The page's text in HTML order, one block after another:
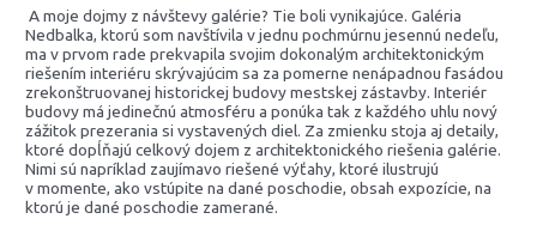
A moje dojmy z návštevy galérie? Tie boli vynikajúce. Galéria
Nedbalka, ktorú som navštívila v jednu pochmúrnu jesennú nedeľu,
ma v prvom rade prekvapila svojim dokonalým architektonickým
riešením interiéru skrývajúcim sa za pomerne nenápadnou fasádou
zrekonštruovanej historickej budovy mestskej zástavby. Interiér
budovy má jedinečnú atmosféru a ponúka tak z každého uhlu nový
zážitok prezerania si vystavených diel. Za zmienku stoja aj detaily,
ktoré dopĺňajú celkový dojem z architektonického riešenia galérie.
Nimi sú napríklad zaujímavo riešené výťahy, ktoré ilustrujú
v momente, ako vstúpite na dané poschodie, obsah expozície, na
ktorú je dané poschodie zamerané.